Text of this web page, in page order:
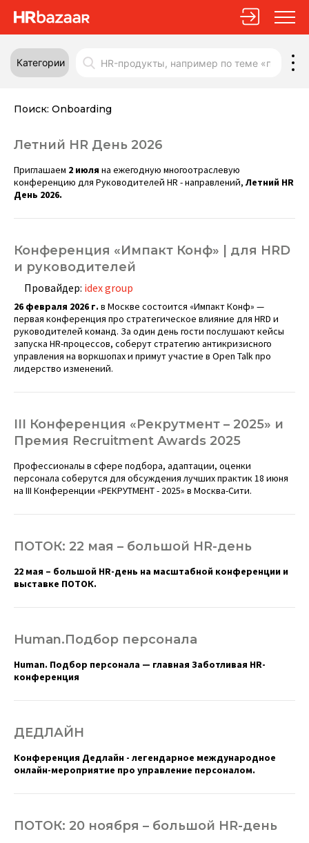
Категории
Поиск: Onboarding
Летний HR День 2026
Приглашаем 2 июля на ежегодную многоотраслевую
конференцию для Руководителей HR - направлений,Летний HR
День 2026.
Конференция «Импакт Конф» | для HRD
и руководителей
Провайдер: idex group
26 февраля 2026 г. в Москве состоится «Импакт Конф» —
первая конференция про стратегическое влияние для HRD и
руководителей команд. За один день гости послушают кейсы
запуска HR-процессов, соберут стратегию антикризисного
управления на воркшопах и примут участие в Open Talk про
лидерство изменений.
III Конференция «Рекрутмент – 2025» и
Премия Recruitment Awards 2025
Профессионалы в сфере подбора, адаптации, оценки
персонала соберутся для обсуждения лучших практик 18 июня
на III Конференции «РЕКРУТМЕНТ - 2025» в Москва-Сити.
ПОТОК: 22 мая – большой HR-день
22 мая – большой HR-день на масштабной конференции и
выставке ПОТОК.
Human.Подбор персонала
Human. Подбор персонала — главная Заботливая HR-
конференция
ДЕДЛАЙН
Конференция Дедлайн - легендарное международное
онлайн-мероприятие про управление персоналом.
ПОТОК: 20 ноября – большой HR-день